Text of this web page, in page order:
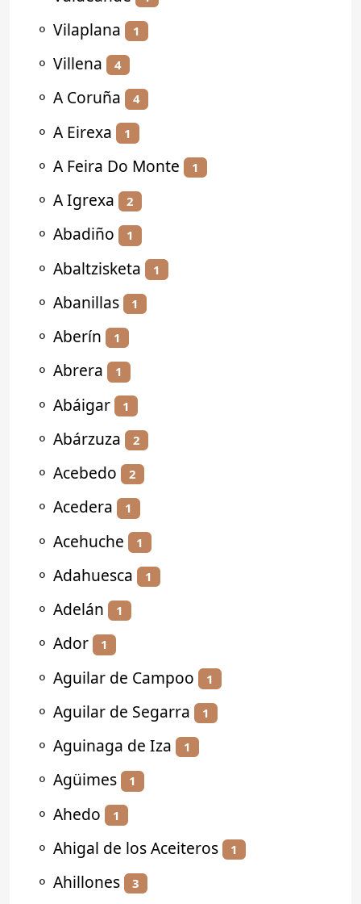
⚬ Vilaplana 1
⚬ Villena 4
⚬ A Coruña 4
⚬ A Eirexa 1
⚬ A Feira Do Monte 1
⚬ A Igrexa 2
⚬ Abadiño 1
⚬ Abaltzisketa 1
⚬ Abanillas 1
⚬ Aberín 1
⚬ Abrera 1
⚬ Abáigar 1
⚬ Abárzuza 2
⚬ Acebedo 2
⚬ Acedera 1
⚬ Acehuche 1
⚬ Adahuesca 1
⚬ Adelán 1
⚬ Ador 1
⚬ Aguilar de Campoo 1
⚬ Aguilar de Segarra 1
⚬ Aguinaga de Iza 1
⚬ Agüimes 1
⚬ Ahedo 1
⚬ Ahigal de los Aceiteros 1
⚬ Ahillones 3